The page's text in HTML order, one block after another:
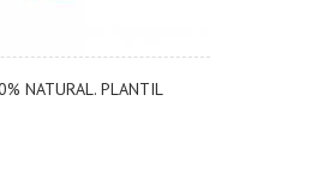
NATURAL. PLANTIL